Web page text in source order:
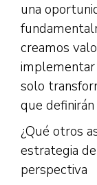
una
creamos
solo
que
¿Qué otros
estrategia
perspectiva